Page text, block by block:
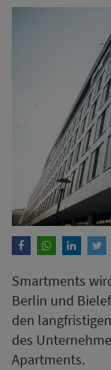
Smartments
Berlin und
den
des
Apartments.